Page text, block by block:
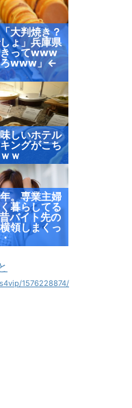
大判焼き？
ょ」兵庫県
ってwww
ろwww」←
しいホテル
ングがこち
ｗ
。専業主婦
暮らしてる
バイト先の
領しまくっ
1576228874/